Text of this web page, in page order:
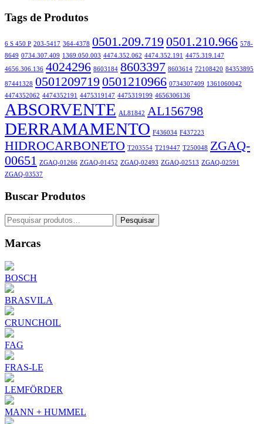
Tags de Produtos
6 S 450 P 203-5417 364-4378 0501.209.719 0501.210.966 578-
8649 0734.307.409 1369.050.003 4474.352.062 4474.352.191 4475.319.147
4656.306.136 4024296 8603184 8603397 8603614 72108420 84353895
87441328 0501209719 0501210966 0734307409 1361060042
4474352062 4474352191 4475319147 4475319199 4656306136
ABSORVENTE AL81842 AL156798
DERRAMAMENTO F436034 F437223
HIDROCARBONETO T203554 T219447 T250048 ZGAQ-
00651 ZGAQ-01266 ZGAQ-01452 ZGAQ-02493 ZGAQ-02513 ZGAQ-02591
ZGAQ-03537
Buscar Produtos
Pesquisar
por:
Pesquisar
Marcas
BOSCH
BRASVILA
CRUNCHOIL
FAG
FRAS-LE
LEMFÖRDER
MANN + HUMMEL